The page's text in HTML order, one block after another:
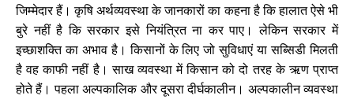
जिम्मेदार हैं। कृषि अर्थव्यवस्था के जानकारों का कहना है कि हालात ऐसे भी
बुरे नहीं है कि सरकार इसे नियंत्रित ना कर पाए। लेकिन सरकार में
इच्छाशक्ति का अभाव है। किसानों के लिए जो सुविधाएं या सब्सिडी मिलती
है वह काफी नहीं है। साख व्यवस्था में किसान को दो तरह के ऋण प्राप्त
होते हैं। पहला अल्पकालिक और दूसरा दीर्घकालीन। अल्पकालीन व्यवस्था